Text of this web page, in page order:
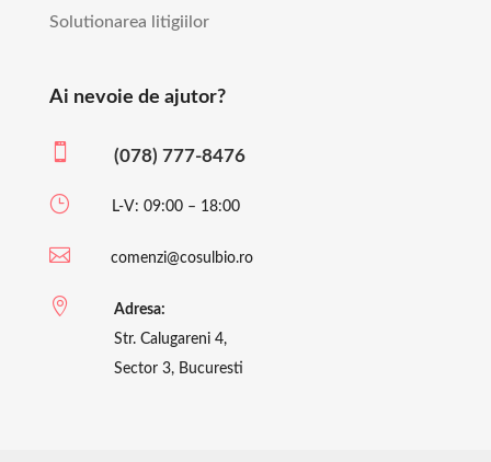
Solutionarea litigiilor
Ai nevoie de ajutor?
 (078) 777-8476
} L-V: 09:00 – 18:00
 comenzi@cosulbio.ro

Adresa:
Str. Calugareni 4,
Sector 3, Bucuresti